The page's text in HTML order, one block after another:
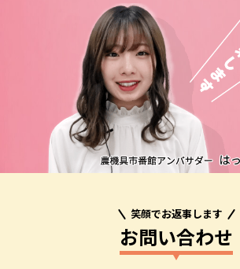
笑顔でお返事します
お問い合わせ